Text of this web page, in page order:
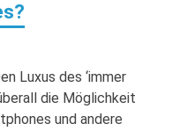
Luxus des ‘immer
die Möglichkeit
und andere